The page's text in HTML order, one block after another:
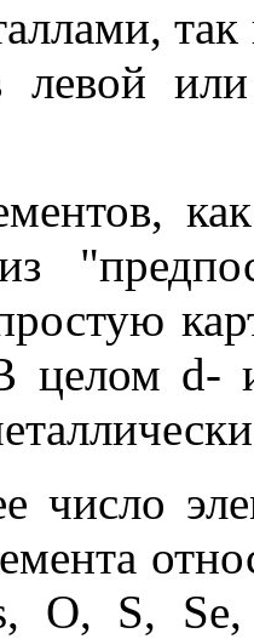
целом d-
число
O, S, Se,